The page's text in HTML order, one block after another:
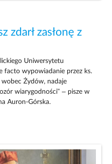
zdarł zasłonę z
Uniwersytetu
facto wypowiadanie przez ks.
Żydów, nadaje
wiarygodności” – pisze w
Auron-Górska.